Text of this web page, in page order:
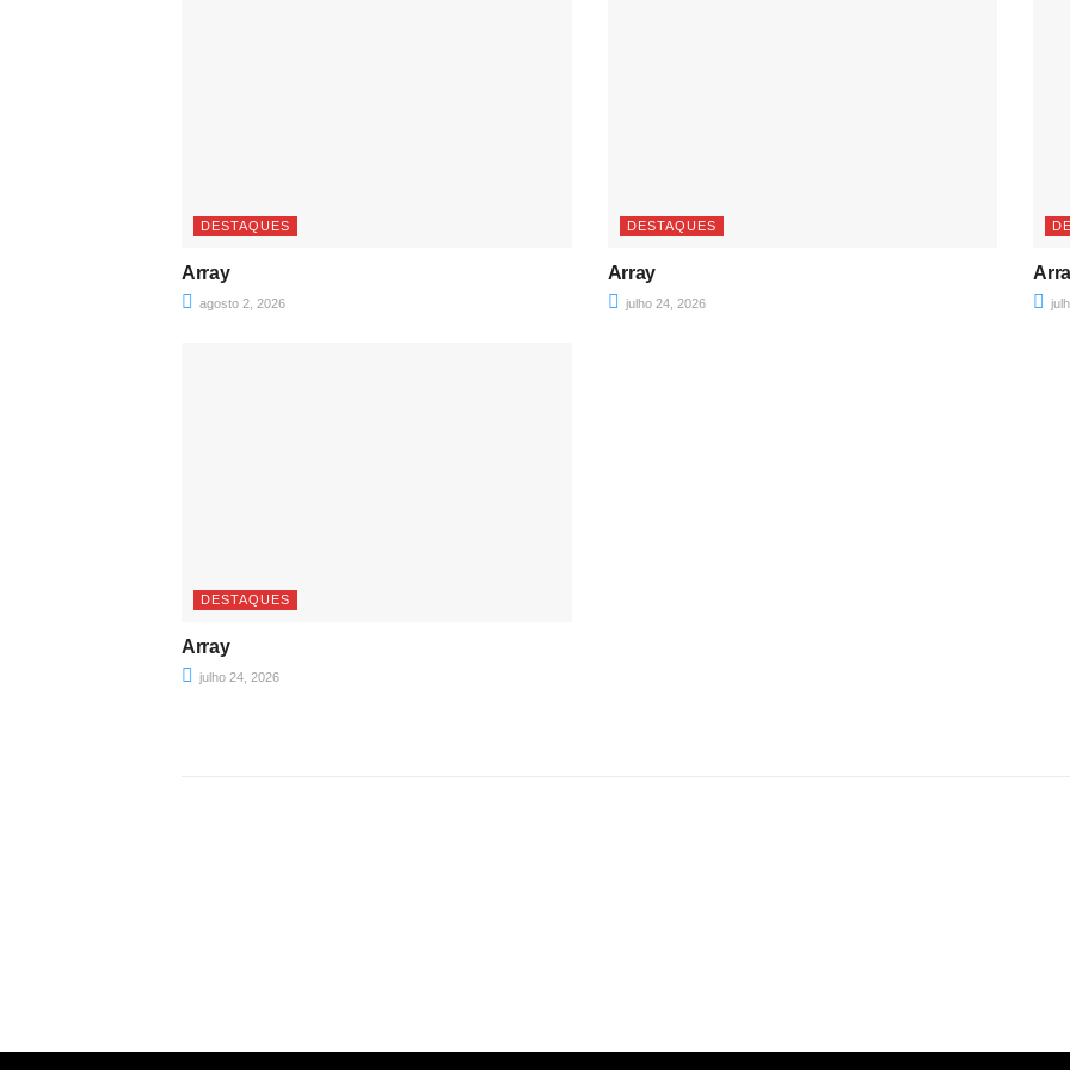
DESTAQUES
Array
agosto 2, 2026
DESTAQUES
Array
julho 24, 2026
DESTAQUES
Array
julho 24, 2026